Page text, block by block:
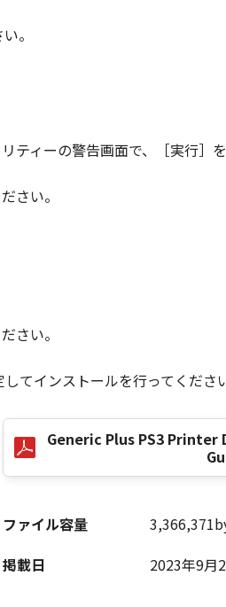
び消去することにより、本契約
に終了します。
ソフトウェア」およびその複製
および第10条の規定は、本契
もしお客様が米国政府エンドユ
is defined at 48 C.F.R. 2.101
documentation," as such
through 227.7202-4 (June
The manufacturer is Canon
本ソフトウェア」を意味し、指
された場合でも、その他の条
。
ィーの警告画面で、［実行］を
さい。
さい。
てインストールを行ってくださ
Generic Plus PS3
ファイル容量
掲載日
2023年9月